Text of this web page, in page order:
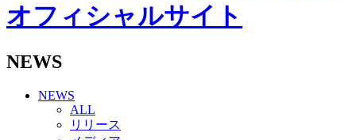
2026/27トップチーム
2026/27トップチームスタッフ
ボランティアチーム「volundeer」
ビクトリーロード
HOMEGAME
NEWS
NEWS
ALL
リリース